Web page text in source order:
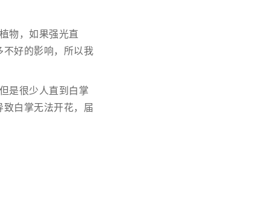
物，如果强光直
不好的影响，所以我
是很少人直到白掌
白掌无法开花，届